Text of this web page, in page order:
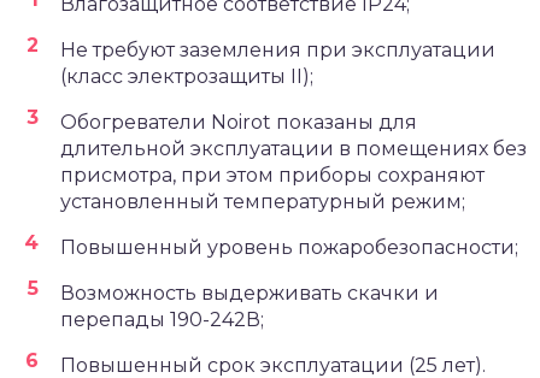
Не требуют заземления при эксплуатации
(класс электрозащиты II);
Обогреватели Noirot показаны для
длительной эксплуатации в помещениях без
присмотра, при этом приборы сохраняют
установленный температурный режим;
Повышенный уровень пожаробезопасности;
Возможность выдерживать скачки и
перепады 190-242В;
Повышенный срок эксплуатации (25 лет).